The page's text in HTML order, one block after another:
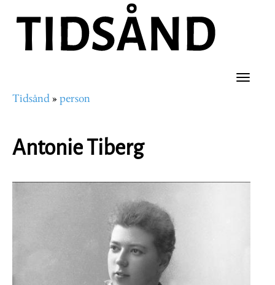
hovedinnhold
Toggle
Navigasjonssti
Tidsånd person
Antonie Tiberg